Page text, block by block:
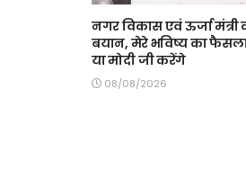
नगर विकास एवं ऊर्जा मंत्री
बयान, मेरे भविष्य का
या मोदी जी करेंगे
08/08/2026